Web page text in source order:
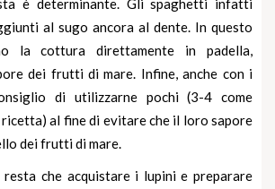
è determinante. Gli spaghetti infatti
al sugo ancora al dente. In questo
la cottura direttamente in padella,
dei frutti di mare. Infine, anche con i
di utilizzarne pochi (3-4 come
al fine di evitare che il loro sapore
dei frutti di mare.
che acquistare i lupini e preparare